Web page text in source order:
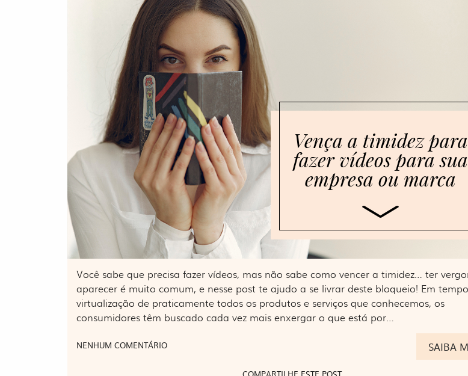
Vença a timidez para
fazer vídeos para sua
empresa ou marca
Você sabe que precisa fazer vídeos, mas não sabe como vencer a timidez… ter
aparecer é muito comum, e nesse post te ajudo a se livrar deste bloqueio! Em
virtualização de praticamente todos os produtos e serviços que conhecemos, os
consumidores têm buscado cada vez mais enxergar o que está por…
NENHUM COMENTÁRIO SAIBA